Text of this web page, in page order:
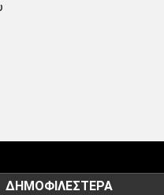
ΔΗΜΟΦΙΛΈΣΤΕΡΑ